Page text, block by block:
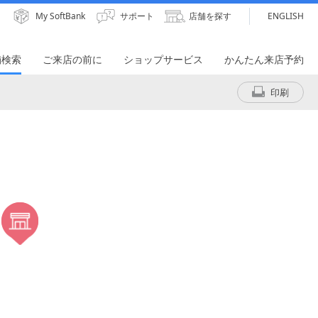
My SoftBank サポート 店舗を探す ENGLISH
索 ご来店の前に ショップサービス かんたん来店予約
印刷